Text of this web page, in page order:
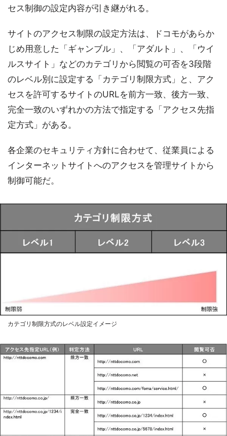
セス制御の設定内容が引き継がれる。
サイトのアクセス制限の設定方法は、ドコモがあらか
じめ用意した「ギャンブル」、「アダルト」、「ウイ
ルスサイト」などのカテゴリから閲覧の可否を3段階
のレベル別に設定する「カテゴリ制限方式」と、アク
セスを許可するサイトのURLを前方一致、後方一致、
完全一致のいずれかの方法で指定する「アクセス先指
定方式」がある。
各企業のセキュリティ方針に合わせて、従業員による
インターネットサイトへのアクセスを管理サイトから
制御可能だ。
カテゴリ制限方式のレベル設定イメージ